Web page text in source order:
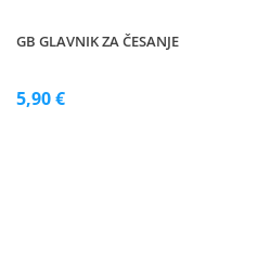
GB GLAVNIK ZA ČESANJE
5,90 €